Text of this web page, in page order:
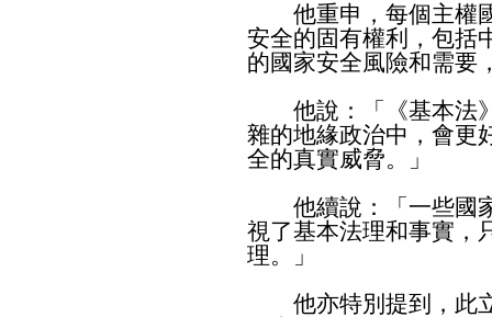
他重申，每個主權國
安全的固有權利，包括
的國家安全風險和需要
他說：「《基本法》
雜的地緣政治中，會更
全的真實威脅。」
他續說：「一些國家
視了基本法理和事實，
理。」
他亦特別提到，此立